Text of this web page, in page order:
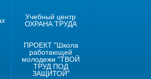
Учебный центр
ОХРАНА ТРУДА
ПРОЕКТ "Школа
работающей
молодежи "ТВОЙ
ТРУД ПОД
ЗАЩИТОЙ"